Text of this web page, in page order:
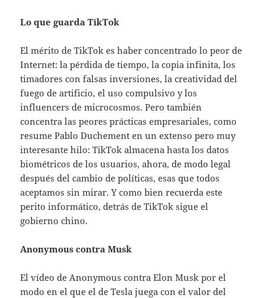
Lo que guarda TikTok
El mérito de TikTok es haber concentrado lo peor de
Internet: la pérdida de tiempo, la copia infinita, los
timadores con falsas inversiones, la creatividad del
fuego de artificio, el uso compulsivo y los
influencers de microcosmos. Pero también
concentra las peores prácticas empresariales, como
resume Pablo Duchement en un extenso pero muy
interesante hilo: TikTok almacena hasta los datos
biométricos de los usuarios, ahora, de modo legal
después del cambio de políticas, esas que todos
aceptamos sin mirar. Y como bien recuerda este
perito informático, detrás de TikTok sigue el
gobierno chino.
Anonymous contra Musk
El vídeo de Anonymous contra Elon Musk por el
modo en el que el de Tesla juega con el valor del